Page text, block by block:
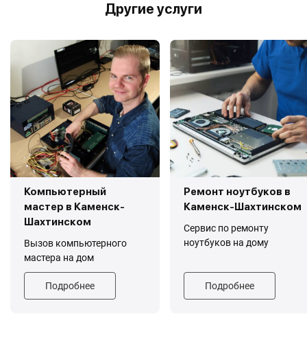
Другие услуги
Компьютерный
мастер в Каменск-
Шахтинском
Вызов компьютерного
мастера на дом
Подробнее
Ремонт ноутбуков в
Каменск-Шахтинском
Сервис по ремонту
ноутбуков на дому
Подробнее